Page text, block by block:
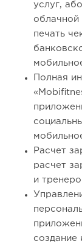
услуг,
облачной
печать
Полная
Расчет
расчет
и
создание